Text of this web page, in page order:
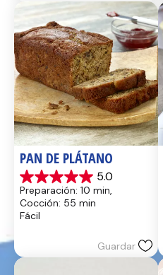
reseñas
PAN DE PLÁTANO
5.0
5.0
de
5
estrellas.
Preparación: 10 min,
Cocción: 55 min
Fácil
Guardar